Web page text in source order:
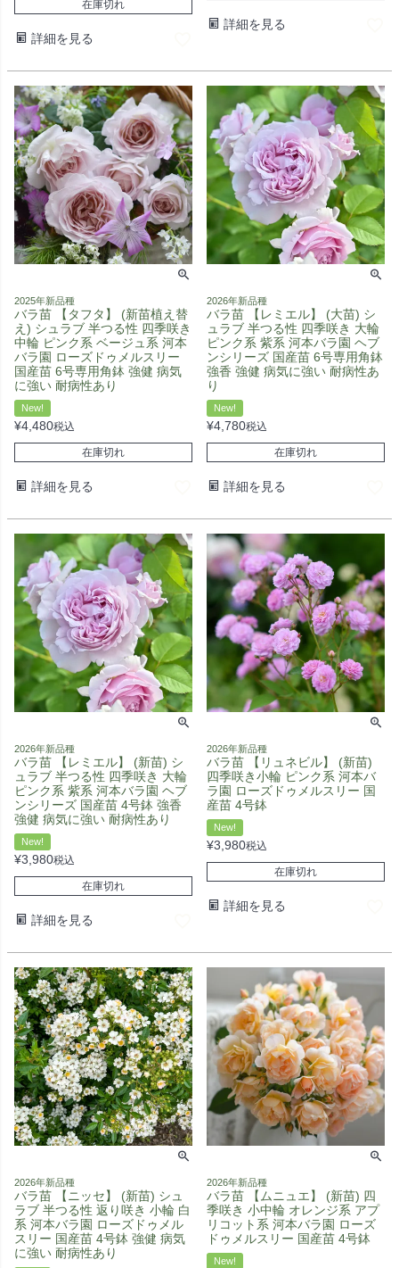
在庫切れ
詳細を見る
詳細を見る
2025年新品種
バラ苗 【タフタ】 (新苗植え替
え) シュラブ 半つる性 四季咲き
中輪 ピンク系 ベージュ系 河本
バラ園 ローズドゥメルスリー
国産苗 6号専用角鉢 強健 病気
に強い 耐病性あり
New!
¥4,480税込
在庫切れ
詳細を見る
2026年新品種
バラ苗 【レミエル】 (大苗) シ
ュラブ 半つる性 四季咲き 大輪
ピンク系 紫系 河本バラ園 ヘブ
ンシリーズ 国産苗 6号専用角鉢
強香 強健 病気に強い 耐病性あ
り
New!
¥4,780税込
在庫切れ
詳細を見る
2026年新品種
バラ苗 【レミエル】 (新苗) シ
ュラブ 半つる性 四季咲き 大輪
ピンク系 紫系 河本バラ園 ヘブ
ンシリーズ 国産苗 4号鉢 強香
強健 病気に強い 耐病性あり
New!
¥3,980税込
在庫切れ
詳細を見る
2026年新品種
バラ苗 【リュネビル】 (新苗)
四季咲き小輪 ピンク系 河本バ
ラ園 ローズドゥメルスリー 国
産苗 4号鉢
New!
¥3,980税込
在庫切れ
詳細を見る
2026年新品種
バラ苗 【ニッセ】 (新苗) シュ
ラブ 半つる性 返り咲き 小輪 白
系 河本バラ園 ローズドゥメル
スリー 国産苗 4号鉢 強健 病気
に強い 耐病性あり
2026年新品種
バラ苗 【ムニュエ】 (新苗) 四
季咲き 小中輪 オレンジ系 アプ
リコット系 河本バラ園 ローズ
ドゥメルスリー 国産苗 4号鉢
New!